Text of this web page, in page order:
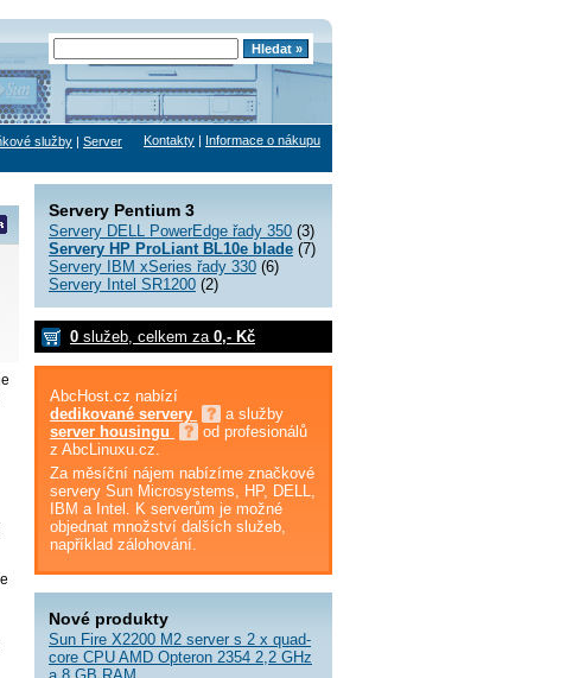
Kontakty | Informace o nákupu
služby | Server
Servery Pentium 3
Servery DELL PowerEdge řady 350 (3)
Servery HP ProLiant BL10e blade (7)
Servery IBM xSeries řady 330 (6)
Servery Intel SR1200 (2)
0 služeb, celkem za 0,- Kč
AbcHost.cz nabízí
dedikované servery
a služby
server housingu
od profesionálů
z AbcLinuxu.cz.
Za měsíční nájem nabízíme značkové
servery Sun Microsystems, HP, DELL,
IBM a Intel. K serverům je možné
objednat množství dalších služeb,
například zálohování.
Nové produkty
Sun Fire X2200 M2 server s 2 x quad-
core CPU AMD Opteron 2354 2,2 GHz